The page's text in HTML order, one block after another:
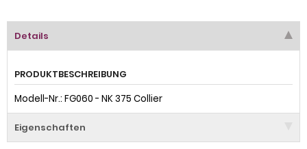
Details
PRODUKTBESCHREIBUNG
Modell-Nr.: FG060 - NK 375 Collier
Eigenschaften